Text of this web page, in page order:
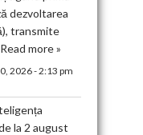
dezvoltarea
transmite
Read more »
2026 - 2:13 pm
la 2 august